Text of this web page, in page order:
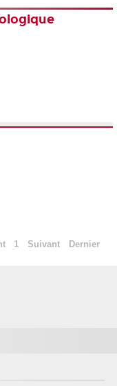
1 Suivant Dernier